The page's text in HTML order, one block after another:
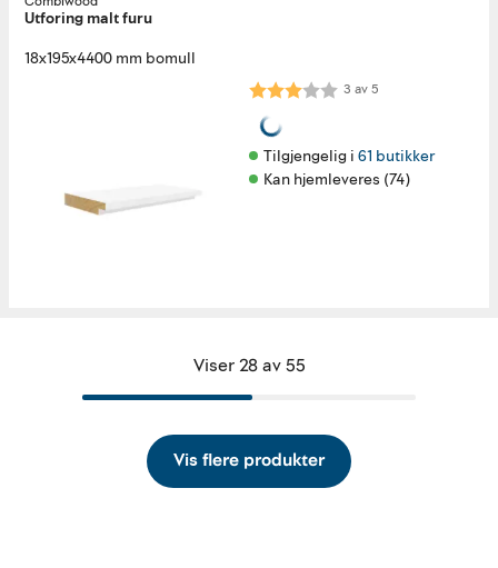
Utforing malt furu
18x195x4400 mm bomull
Karakter: 3.0 av 5 mulige
3 av5
Tilgjengelig i 61 butikker
Kan hjemleveres (74)
Viser 28 av 55
Vis flere produkter